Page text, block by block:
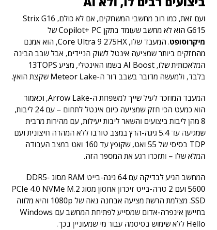
ועם זאת, כמו רוב מחשבי המשחקים, אם לא כולם, Strix G16
G615 הוא לא מחשב שעומד בתקן Copilot+ PC של
מיקרוסופט
. המעבד שלו, Core Ultra 9 275HX, הוא אמנם
מהחזקים ביותר שמציעה אינטל לשוק הניידים, אבל שבב הבינה
המלאכותית שלו, AI Boost בשמו האינטלי, מציע 13TOPS
בלבד, ולמעשה מדובר בשבב דור ה-Meteor Lake שקצת הואץ.
המעבד המוזכר לעיל שייך למשפחת ה-Arrow Lake, וכאמור
הוא כמעט הכי חזק שמציעה כיום אינטל לתחום – עם 24 ליבות,
8 מהן ליבות ביצועים והשאר ליבות יעילות, עם מהירות מרבית
שמגיעה עד 5.4 גיגה-הרץ במצב טורבו ללא המהרה חיצונית ועם
TDP בסיסי של 55 ואט, שקופץ עד 160 ואט במצב העבודה
המלא שלו – ותזכרו רגע את המספר הזה.
המחשב הגיע לבדיקה עם 64 גיגה-בייט RAM מסוג DDR5-
5600 ועם 2 טרה-בייט זיכרון אחסון מסוג PCIe 4.0 NVMe M.2
SSD. מצלמת הרשת מציעה אבחנה נאה של 1080p והיא מלווה
בחיישן אינפרה-אדום שמסייע לפתיחת המחשב עם Windows
Hello ללא שימוש בסיסמה עבור מי שמעוניין בכך.